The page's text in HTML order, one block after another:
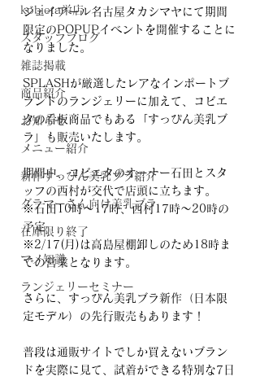
kobieta栄店
スタッフブログ
雑誌掲載
商品紹介
お知らせ
メニュー紹介
新作すっぴん美乳ブラ紹介
グラマーさん向け美乳ブラ
在庫限り終了
マメ知識
ランジェリーセミナー
ジェイアール名古屋タカシマヤにて期間
限定のPOPUPイベントを開催することに
なりました。
SPLASHが厳選したレアなインポートブ
ランドのランジェリーに加えて、コビエ
タの看板商品でもある「すっぴん美乳ブ
ラ」も販売いたします。
期間中、コビエタのオーナー石田とスタ
ッフの西村が交代で店頭に立ちます。
※石田10時～17時、西村17時～20時の
予定
※2/17(月)は高島屋棚卸しのため18時ま
での営業となります。
さらに、すっぴん美乳ブラ新作（日本限
定モデル）の先行販売もあります！
普段は通販サイトでしか買えないブラン
ドを実際に見て、試着ができる特別な7日